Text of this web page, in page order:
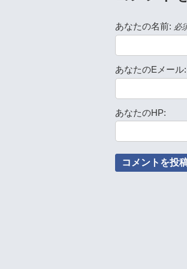
あなたの名前: 必
あなたのEメール:
あなたのHP: